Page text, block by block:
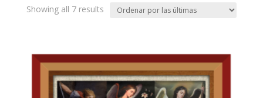
Showing all 7 resultsSorted